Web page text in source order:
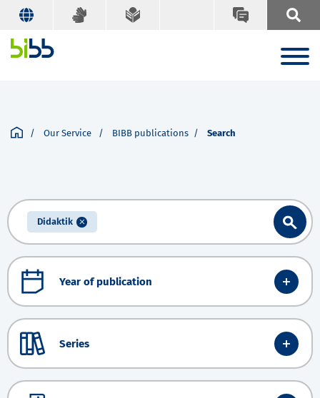
Our Service BIBB publications Search
Didaktik
Year of publication
Series